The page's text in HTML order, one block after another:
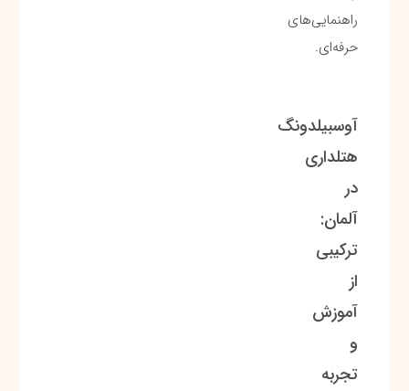
راهنمایی‌های
حرفه‌ای.
آوسبیلدونگ
هتلداری
در
آلمان:
ترکیبی
از
آموزش
و
تجربه